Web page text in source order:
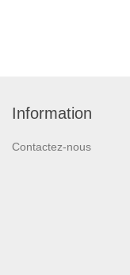
Information
Contactez-nous